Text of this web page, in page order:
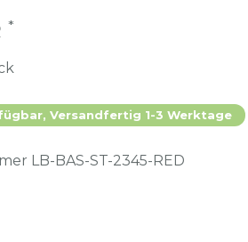
*
Versandfertig 1-3 Werktage
LB-BAS-ST-2345-RED